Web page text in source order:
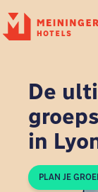
P
De
in
PLAN JE